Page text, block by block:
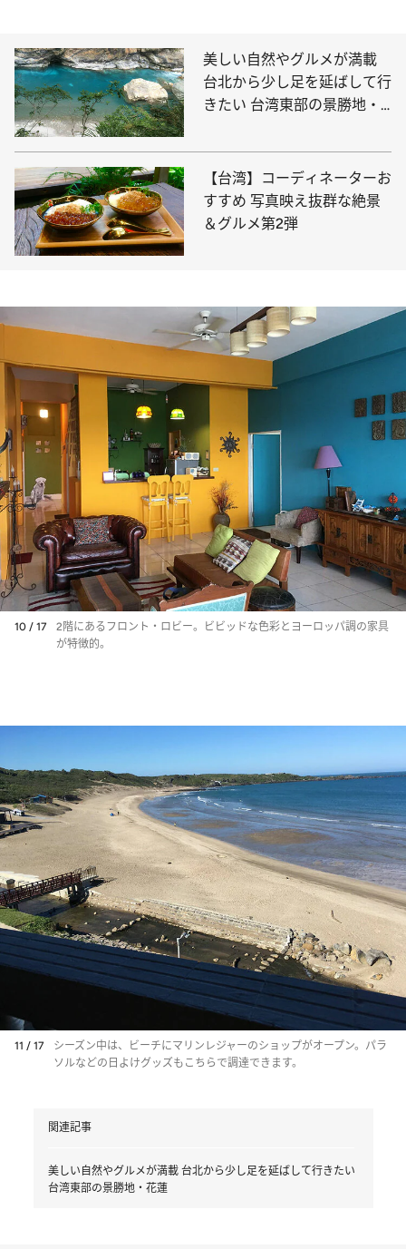
美しい自然やグルメが満載
台北から少し足を延ばして行
きたい 台湾東部の景勝地・
【台湾】コーディネーターお
すすめ 写真映え抜群な絶景
＆グルメ第2弾
10 / 17
2階にあるフロント・ロビー。ビビッドな色彩とヨーロッパ調の家具
が特徴的。
11 / 17
シーズン中は、ビーチにマリンレジャーのショップがオープン。パラ
ソルなどの日よけグッズもこちらで調達できます。
関連記事
美しい自然やグルメが満載 台北から少し足を延ばして行きたい
台湾東部の景勝地・花蓮